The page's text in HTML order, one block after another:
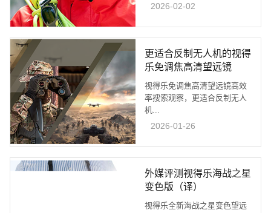
2026-02-02
更适合反制无人机的视得
乐免调焦高清望远镜
视得乐免调焦高清望远镜高效
率搜索观察，更适合反制无人
机...
2026-01-26
外媒评测视得乐海战之星
变色版（译）
视得乐全新海战之星变色望远